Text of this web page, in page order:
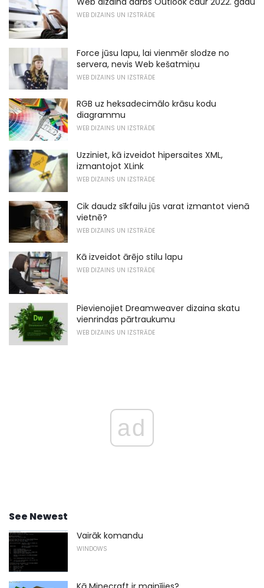
WEB DIZAINS UN IZSTRĀDE
Force jūsu lapu, lai vienmēr slodze no
servera, nevis Web kešatmiņu
WEB DIZAINS UN IZSTRĀDE
RGB uz heksadecimālo krāsu kodu
diagrammu
WEB DIZAINS UN IZSTRĀDE
Uzziniet, kā izveidot hipersaites XML,
izmantojot XLink
WEB DIZAINS UN IZSTRĀDE
Cik daudz sīkfailu jūs varat izmantot vienā
vietnē?
WEB DIZAINS UN IZSTRĀDE
Kā izveidot ārējo stilu lapu
WEB DIZAINS UN IZSTRĀDE
Pievienojiet Dreamweaver dizaina skatu
vienrindas pārtraukumu
WEB DIZAINS UN IZSTRĀDE
ad
See Newest
Vairāk komandu
WINDOWS